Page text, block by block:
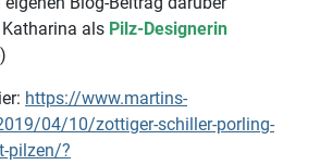
als Pilz-Designerin
https://www.martins-
04/10/zottiger-schiller-porling-
pilzen/?